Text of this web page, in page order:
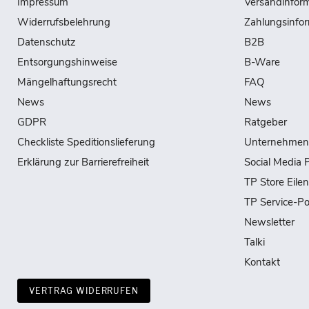
Widerrufsbelehrung
Datenschutz
Entsorgungshinweise
Mängelhaftungsrecht
News
GDPR
Checkliste Speditionslieferung
Erklärung zur Barrierefreiheit
B2B
B-Ware
FAQ
News
Ratgeber
Unternehmen
Social Media
TP Store
TP Service-
Newsletter
Talki
Kontakt
VERTRAG WIDERRUFEN